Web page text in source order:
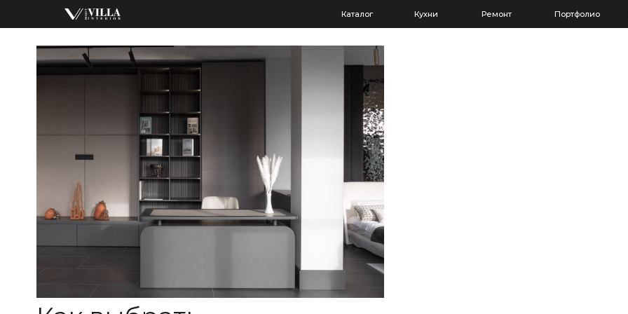
Каталог Ремонт
Кухни Портфолио